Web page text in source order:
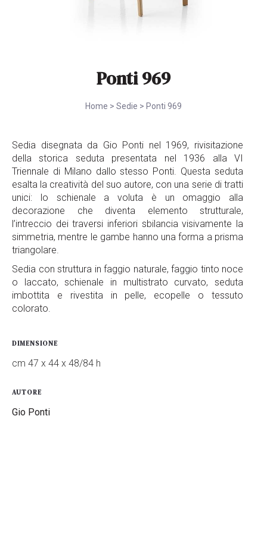
Ponti 969
Home > Sedie > Ponti 969
Sedia disegnata da Gio Ponti nel 1969, rivisitazione
della storica seduta presentata nel 1936 alla VI
Triennale di Milano dallo stesso Ponti. Questa seduta
esalta la creatività del suo autore, con una serie di tratti
unici: lo schienale a voluta è un omaggio alla
decorazione che diventa elemento strutturale,
l’intreccio dei traversi inferiori sbilancia visivamente la
simmetria, mentre le gambe hanno una forma a prisma
triangolare.
Sedia con struttura in faggio naturale, faggio tinto noce
o laccato, schienale in multistrato curvato, seduta
imbottita e rivestita in pelle, ecopelle o tessuto
colorato.
DIMENSIONE
cm 47 x 44 x 48/84 h
AUTORE
Gio Ponti